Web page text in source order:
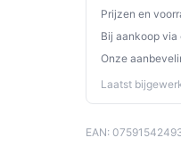
De Kantoor
deze
Ontdek alle
perfect past
Prijzen en
Bij aankoop
Onze
Laatst
EAN: